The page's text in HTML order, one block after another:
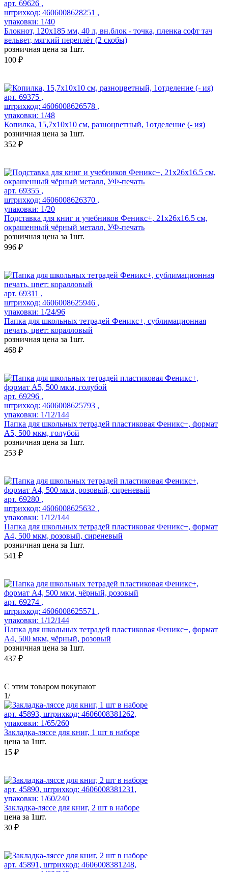
арт. 69626 ,
штрихкод: 4606008628251 ,
упаковки: 1/40
Блокнот, 120х185 мм, 40 л, вн.блок - точка, пленка софт тач
вельвет, мягкий переплёт (2 скобы)
розничная цена за 1шт.
100 ₽
арт. 69375 ,
штрихкод: 4606008626578 ,
упаковки: 1/48
Копилка, 15,7х10х10 см, разноцветный, 1отделение (- ия)
розничная цена за 1шт.
352 ₽
арт. 69355 ,
штрихкод: 4606008626370 ,
упаковки: 1/20
Подставка для книг и учебников Феникс+, 21х26х16.5 см,
окрашенный чёрный металл, УФ-печать
розничная цена за 1шт.
996 ₽
арт. 69311 ,
штрихкод: 4606008625946 ,
упаковки: 1/24/96
Папка для школьных тетрадей Феникс+, сублимационная
печать, цвет: коралловый
розничная цена за 1шт.
468 ₽
арт. 69296 ,
штрихкод: 4606008625793 ,
упаковки: 1/12/144
Папка для школьных тетрадей пластиковая Феникс+, формат
А5, 500 мкм, голубой
розничная цена за 1шт.
253 ₽
арт. 69280 ,
штрихкод: 4606008625632 ,
упаковки: 1/12/144
Папка для школьных тетрадей пластиковая Феникс+, формат
А4, 500 мкм, розовый, сиреневый
розничная цена за 1шт.
541 ₽
арт. 69274 ,
штрихкод: 4606008625571 ,
упаковки: 1/12/144
Папка для школьных тетрадей пластиковая Феникс+, формат
А4, 500 мкм, чёрный, розовый
розничная цена за 1шт.
437 ₽
С этим товаром покупают
1/
арт. 45893, штрихкод: 4606008381262,
упаковки: 1/65/260
Закладка-ляссе для книг, 1 шт в наборе
цена за 1шт.
15 ₽
арт. 45890, штрихкод: 4606008381231,
упаковки: 1/60/240
Закладка-ляссе для книг, 2 шт в наборе
цена за 1шт.
30 ₽
арт. 45891, штрихкод: 4606008381248,